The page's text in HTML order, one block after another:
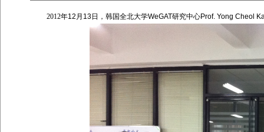
2012年12 月 13日，韩国全北大学WeGAT研究中心Prof. Yong Cheol